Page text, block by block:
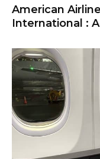
American
International :